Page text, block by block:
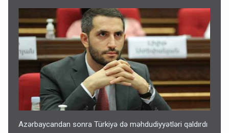
Azərbaycandan sonra Türkiyə də məhdudiyyətləri qaldırdı